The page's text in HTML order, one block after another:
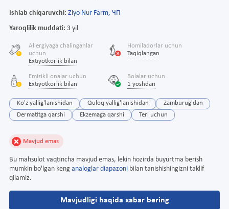
Ishlab chiqaruvchi: Ziyo Nur Farm, ЧП
Yaroqlilik muddati: 3 yil
Allergiyaga chalinganlar
uchun
Extiyotkorlik bilan
Homiladorlar uchun
Taqiqlangan
Emizikli onalar uchun
Extiyotkorlik bilan
Bolalar uchun
1 yoshdan
Ko'z yallig'lanishidan Quloq yallig'lanishidan
Zamburug'dan
Dermatitga qarshi
Ekzemaga qarshi Teri uchun
Mavjud emas
Bu mahsulot vaqtincha mavjud emas, lekin hozirda buyurtma berish
mumkin bo'lgan keng analoglar diapazoni bilan tanishishingizni taklif
qilamiz.
Mavjudligi haqida xabar bering